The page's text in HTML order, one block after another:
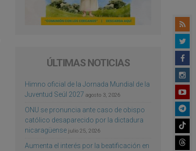
ÚLTIMAS NOTICIAS
Himno oficial de la Jornada Mundial de la
Juventud Seúl 2027 agosto 3, 2026
ONU se pronuncia ante caso de obispo
católico desaparecido por la dictadura
nicaragüense julio 25, 2026
Aumenta el interés por la beatificación en